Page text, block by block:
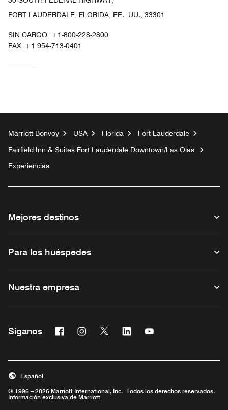
FORT LAUDERDALE, FLORIDA, EE. UU., 33301
SIN CARGO: +1-800-228-2800
FAX: +1 954-713-0401
Marriott Bonvoy USA Florida
Fort Lauderdale
Fairfield Inn & Suites Fort Lauderdale Downtown/Las Olas
Experiencias
Mejores destinos
Para los huéspedes
Nuestra empresa
Síganos Facebook
Abre una ventana nueva
Instagram
Abre una ventana nueva
Twitter
Abre una ventana nueva
Linkedin
Abre una ventana nueva
Abre una ventana
© 1996 – 2026 Marriott International, Inc. Todos los derechos reservados.
Información exclusiva de Marriott
Español